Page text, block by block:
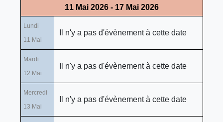
11 Mai 2026 - 17 Mai 2026
Lundi
11 Mai
Il n'y a pas d'évènement à cette date
Mardi
12 Mai
Il n'y a pas d'évènement à cette date
Mercredi
13 Mai
Il n'y a pas d'évènement à cette date